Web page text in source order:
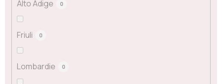
Alto Adige 0
Friuli 0
Lombardie 0